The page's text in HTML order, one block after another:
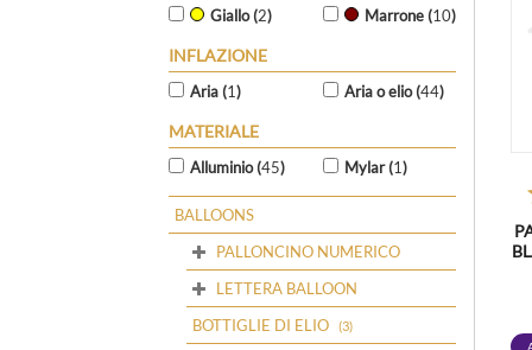
Giallo (2)
Marrone (10)
INFLAZIONE
Aria (1) Aria o elio (44)
MATERIALE
Alluminio (45) Mylar (1)
BALLOONS
PALLONCINO NUMERICO
LETTERA BALLOON
BOTTIGLIE DI ELIO
(3)